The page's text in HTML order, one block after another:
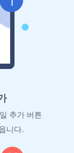
추가 버튼
니다.